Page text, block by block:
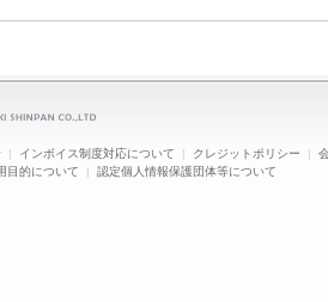
| インボイス制度対応について | クレジットポリシー |
目的について | 認定個人情報保護団体等について